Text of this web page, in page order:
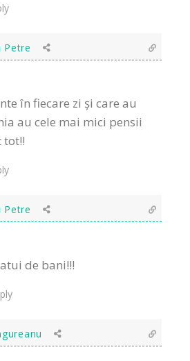
Petre
în fiecare zi și care au
au cele mai mici pensii
tot!!
Petre
de bani!!!